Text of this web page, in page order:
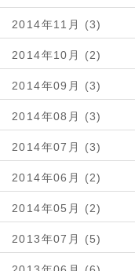
2014年11月 (3)
2014年10月 (2)
2014年09月 (3)
2014年08月 (3)
2014年07月 (3)
2014年06月 (2)
2014年05月 (2)
2013年07月 (5)